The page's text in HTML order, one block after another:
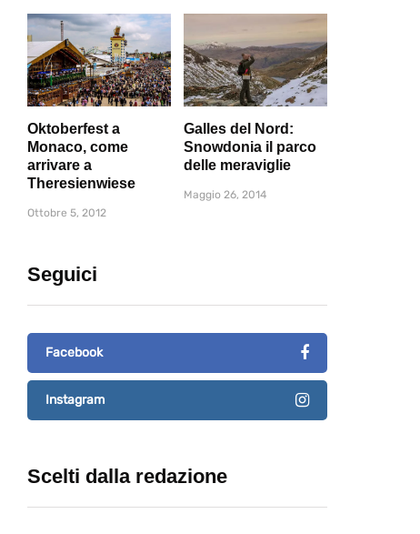
Oktoberfest a
Monaco, come
arrivare a
Theresienwiese
Ottobre 5, 2012
Galles del Nord:
Snowdonia il parco
delle meraviglie
Maggio 26, 2014
Seguici
Facebook
Instagram
Scelti dalla redazione